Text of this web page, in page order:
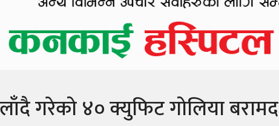
गरेको ४० क्युफिट गोलिया बरामद